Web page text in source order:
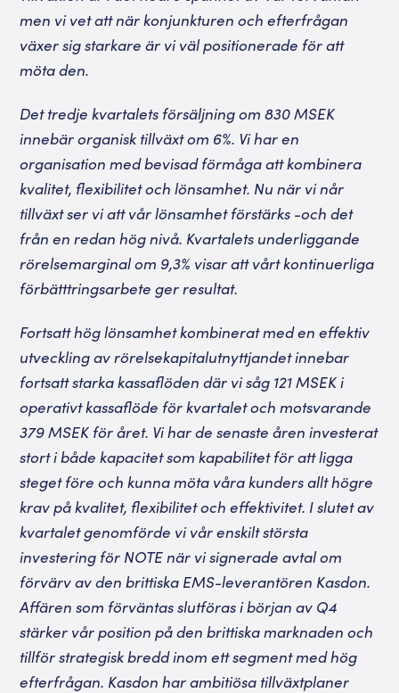
men vi vet att när konjunkturen och efterfrågan
växer sig starkare är vi väl positionerade för att
möta den.
Det tredje kvartalets försäljning om 830 MSEK
innebär organisk tillväxt om 6%. Vi har en
organisation med bevisad förmåga att kombinera
kvalitet, flexibilitet och lönsamhet. Nu när vi når
tillväxt ser vi att vår lönsamhet förstärks -och det
från en redan hög nivå. Kvartalets underliggande
rörelsemarginal om 9,3% visar att vårt kontinuerliga
förbätttringsarbete ger resultat.
Fortsatt hög lönsamhet kombinerat med en effektiv
utveckling av rörelsekapitalutnyttjandet innebar
fortsatt starka kassaflöden där vi såg 121 MSEK i
operativt kassaflöde för kvartalet och motsvarande
379 MSEK för året. Vi har de senaste åren investerat
stort i både kapacitet som kapabilitet för att ligga
steget före och kunna möta våra kunders allt högre
krav på kvalitet, flexibilitet och effektivitet. I slutet av
kvartalet genomförde vi vår enskilt största
investering för NOTE när vi signerade avtal om
förvärv av den brittiska EMS-leverantören Kasdon.
Affären som förväntas slutföras i början av Q4
stärker vår position på den brittiska marknaden och
tillför strategisk bredd inom ett segment med hög
efterfrågan. Kasdon har ambitiösa tillväxtplaner